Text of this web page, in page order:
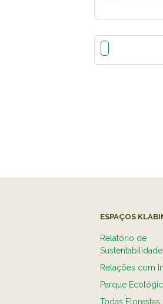
ESPAÇOS
Relatório de
Sustentabilidade
Relações com
Parque
Todas